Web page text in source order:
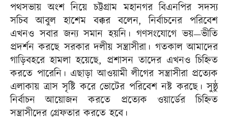
পথসভায় অংশ নিয়ে চট্টগ্রাম মহানগর বিএনপির সদস্য
সচিব আবুল হাশেম বক্কর বলেন, নির্বাচনের পরিবেশ
এখনও সবার জন্য সমান হয়নি। গণসংযোগে ভয়—ভীতি
প্রদর্শন করছে সরকার দলীয় সন্ত্রাসীরা। গতকাল আমাদের
গাড়িবহরে হামলা হয়েছে, প্রশাসন তাদের এখনও চিহ্নিত
করতে পারেনি। এছাড়া আওয়ামী লীগের সন্ত্রাসীরা প্রত্যেক
এলাকায় ত্রাস সৃষ্টি করে ভোটের পরিবেশ নষ্ট করছে। সুষ্ঠু
নির্বাচন আয়োজন করতে প্রত্যেক ওয়ার্ডের চিহ্নিত
সন্ত্রাসীদের গ্রেফতার করতে হবে।